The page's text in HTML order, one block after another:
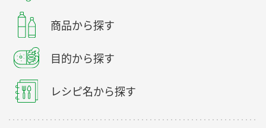
商品から探す
目的から探す
レシピ名から探す